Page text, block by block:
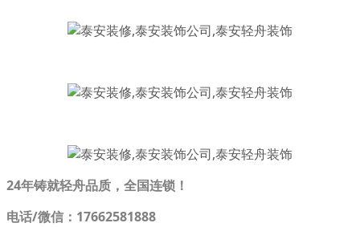
24年铸就轻舟品质，全国连锁！
电话/微信：17662581888